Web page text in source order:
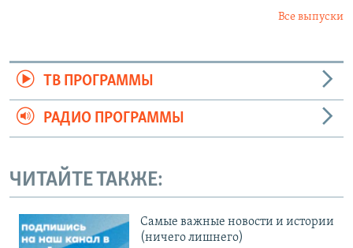
Все выпуски
ТВ ПРОГРАММЫ
РАДИО ПРОГРАММЫ
ЧИТАЙТЕ ТАКЖЕ:
Cамые важные новости и истории
(ничего лишнего)